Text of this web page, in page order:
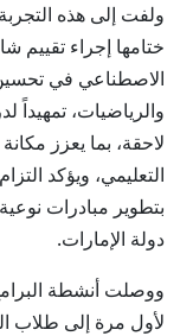
ولفت إلى هذه
ختامها إجراء تقييم
الاصطناعي في
والرياضيات، تمهيداً
لاحقة، بما يعزز
التعليمي، ويؤكد
بتطوير مبادرات
دولة الإمارات.
لأول مرة إلى طلاب